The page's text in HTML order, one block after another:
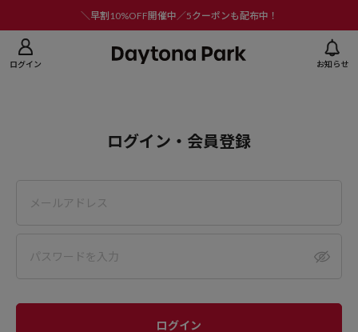
＼早割10%OFF開催中／5クーポンも配布中！
ログイン お知らせ
ログイン・会員登録